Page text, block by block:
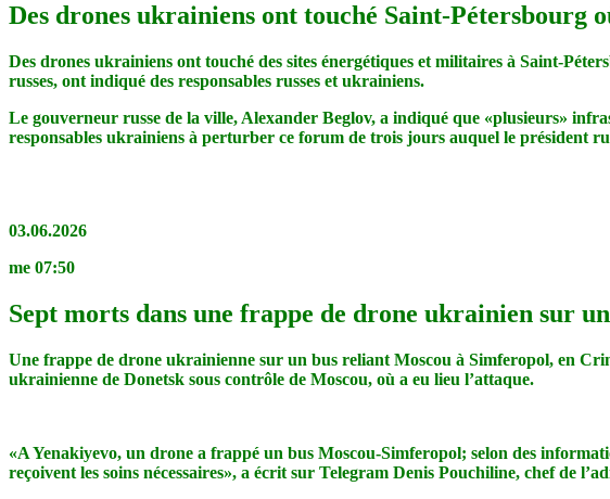
Des drones ukrainiens ont touché Saint-Pétersbourg
Des drones ukrainiens ont touché des sites énergétiques et militaires à Saint-
russes, ont indiqué des responsables russes et ukrainiens.
Le gouverneur russe de la ville, Alexander Beglov, a indiqué que «plusieurs»
responsables ukrainiens à perturber ce forum de trois jours auquel le président
03.06.2026
me 07:50
Sept morts dans une frappe de drone ukrainien sur
Une frappe de drone ukrainienne sur un bus reliant Moscou à Simferopol, en
ukrainienne de Donetsk sous contrôle de Moscou, où a eu lieu l’attaque.
«A Yenakiyevo, un drone a frappé un bus Moscou-Simferopol; selon des
reçoivent les soins nécessaires», a écrit sur Telegram Denis Pouchiline, chef de